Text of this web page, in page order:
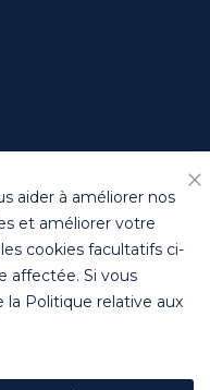
reserved |Conditions
aider à améliorer nos
et améliorer votre
cookies facultatifs ci-
affectée. Si vous
la Politique relative aux